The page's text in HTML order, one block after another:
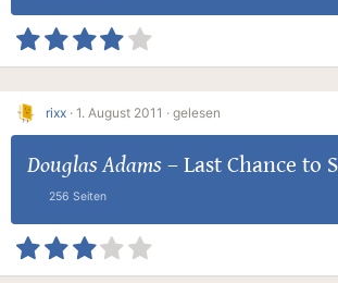
rixx · 1. August 2011 · gelesen
Douglas Adams – Last Chance to
256 Seiten